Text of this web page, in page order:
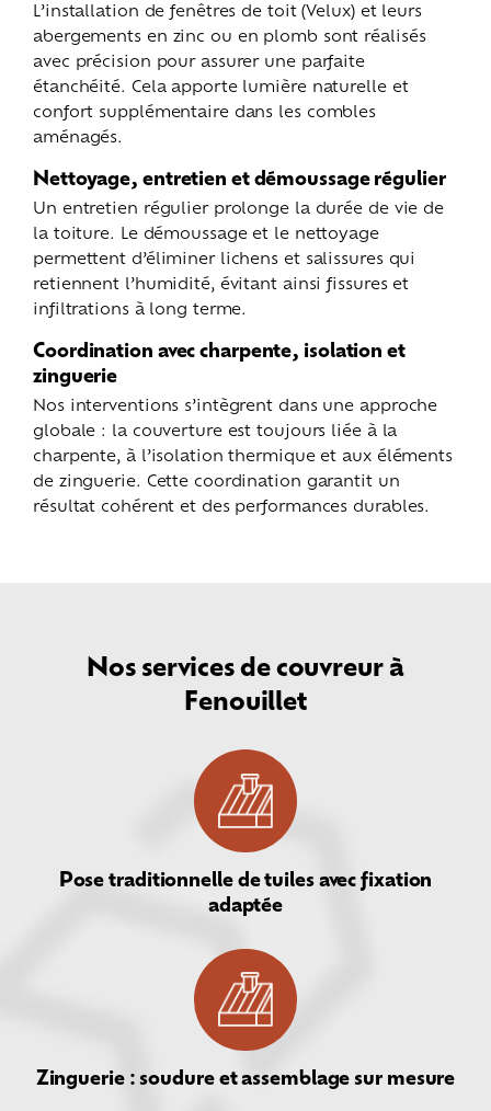
L’installation de fenêtres de toit (Velux) et leurs
abergements en zinc ou en plomb sont réalisés
avec précision pour assurer une parfaite
étanchéité. Cela apporte lumière naturelle et
confort supplémentaire dans les combles
aménagés.
Nettoyage, entretien et démoussage régulier
Un entretien régulier prolonge la durée de vie de
la toiture. Le démoussage et le nettoyage
permettent d’éliminer lichens et salissures qui
retiennent l’humidité, évitant ainsi fissures et
infiltrations à long terme.
Coordination avec charpente, isolation et
zinguerie
Nos interventions s’intègrent dans une approche
globale : la couverture est toujours liée à la
charpente, à l’isolation thermique et aux éléments
de zinguerie. Cette coordination garantit un
résultat cohérent et des performances durables.
Nos services de couvreur à
Fenouillet
Pose traditionnelle de tuiles avec fixation
adaptée
Zinguerie : soudure et assemblage sur mesure